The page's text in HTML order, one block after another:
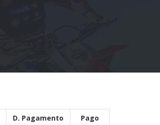
D. Pagamento Pago